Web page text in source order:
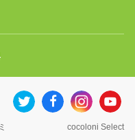
cocoloni Select